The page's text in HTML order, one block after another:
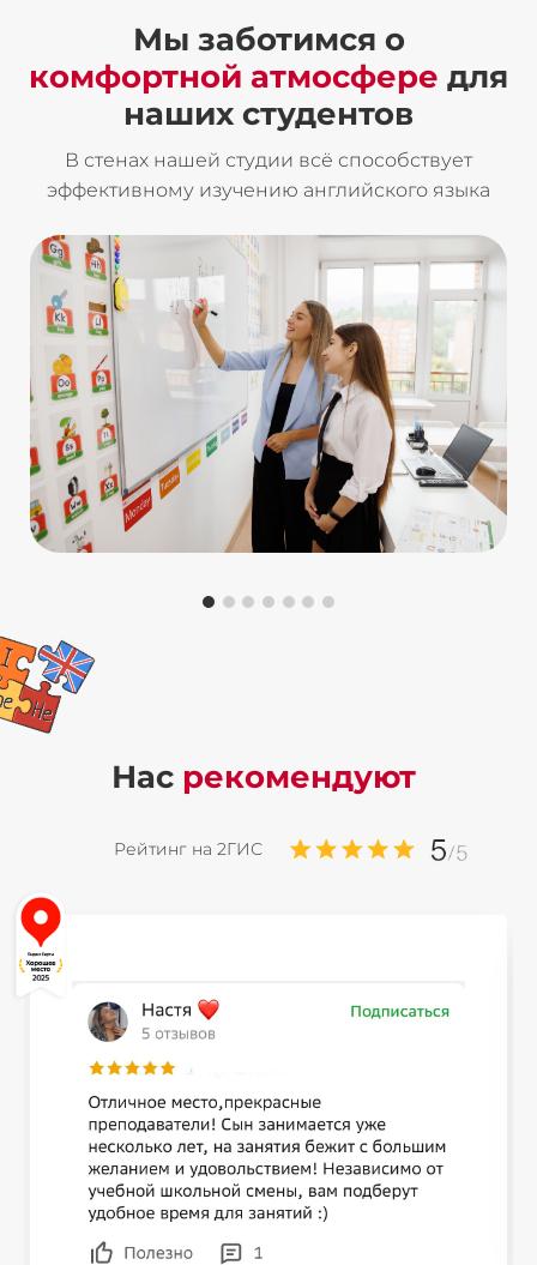
Мы заботимся о
комфортной атмосфере для
наших студентов
В стенах нашей студии всё способствует
эффективному изучению английского языка
Нас рекомендуют
Рейтинг на 2ГИС